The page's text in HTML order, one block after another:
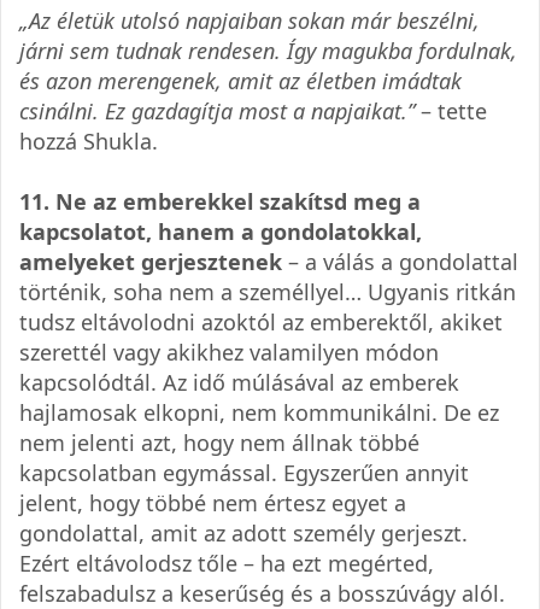
„Az életük utolsó napjaiban sokan már beszélni,
járni sem tudnak rendesen. Így magukba fordulnak,
és azon merengenek, amit az életben imádtak
csinálni. Ez gazdagítja most a napjaikat.”– tette
hozzá Shukla.
11. Ne az emberekkel szakítsd meg a
kapcsolatot, hanem a gondolatokkal,
amelyeket gerjesztenek – a válás a gondolattal
történik, soha nem a személlyel… Ugyanis ritkán
tudsz eltávolodni azoktól az emberektől, akiket
szerettél vagy akikhez valamilyen módon
kapcsolódtál. Az idő múlásával az emberek
hajlamosak elkopni, nem kommunikálni. De ez
nem jelenti azt, hogy nem állnak többé
kapcsolatban egymással. Egyszerűen annyit
jelent, hogy többé nem értesz egyet a
gondolattal, amit az adott személy gerjeszt.
Ezért eltávolodsz tőle – ha ezt megérted,
felszabadulsz a keserűség és a bosszúvágy alól.